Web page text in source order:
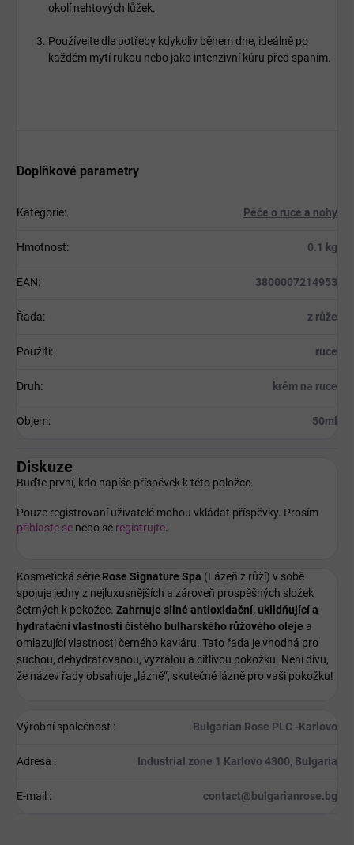
okolí nehtových lůžek.
Používejte dle potřeby kdykoliv během dne, ideálně po
každém mytí rukou nebo jako intenzivní kúru před spaním.
Doplňkové parametry
Kategorie: Péče o ruce a nohy
Hmotnost: 0.1 kg
EAN: 3800007214953
Řada: z růže
Použití: ruce
Druh: krém na ruce
Objem: 50ml
Diskuze
Buďte první, kdo napíše příspěvek k této položce.
Pouze registrovaní uživatelé mohou vkládat příspěvky. Prosím
přihlaste se nebo se registrujte.
Kosmetická série Rose Signature Spa (Lázeň z růží) v sobě
spojuje jedny z nejluxusnějších a zároveň prospěšných složek
šetrných k pokožce. Zahrnuje silné antioxidační, uklidňující a
hydratační vlastnosti čistého bulharského růžového oleje a
omlazující vlastnosti černého kaviáru. Tato řada je vhodná pro
suchou, dehydratovanou, vyzrálou a citlivou pokožku. Není divu,
že název řady obsahuje „lázně“, skutečné lázně pro vaši pokožku!
Výrobní společnost : Bulgarian Rose PLC -Karlovo
Adresa : Industrial zone 1 Karlovo 4300, Bulgaria
E-mail : contact@bulgarianrose.bg